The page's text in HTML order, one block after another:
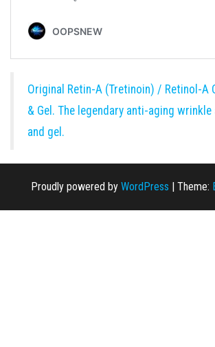
Original Retin-A (Tretinoin) / Retinol-A
& Gel. The legendary anti-aging wrinkle
and gel.
Proudly powered by WordPress Theme: